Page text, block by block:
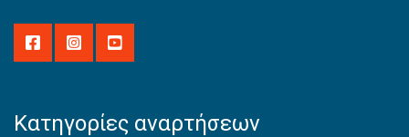
Κατηγορίες αναρτήσεων